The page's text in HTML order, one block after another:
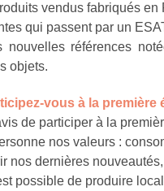
vendus fabriqués en
qui passent par un
nouvelles références
objets.
vous à la première
de participer à la
nos valeurs :
nos dernières
possible de produire